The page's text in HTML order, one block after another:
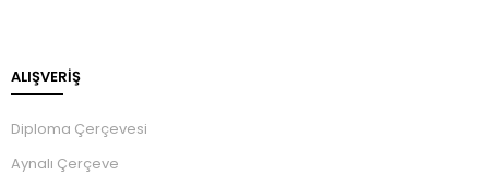
ALIŞVERİŞ
Diploma Çerçevesi
Aynalı Çerçeve